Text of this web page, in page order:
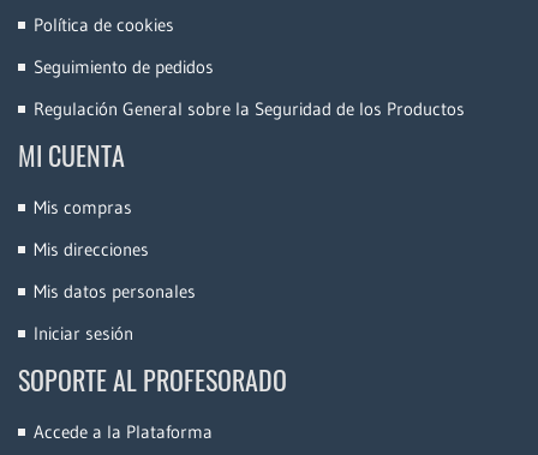
Política de cookies
Seguimiento de pedidos
Regulación General sobre la Seguridad de los Productos
MI CUENTA
Mis compras
Mis direcciones
Mis datos personales
Iniciar sesión
SOPORTE AL PROFESORADO
Accede a la Plataforma